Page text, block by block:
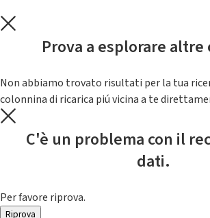
Prova a esplorare
Non abbiamo trovato risultati per la tua
colonnina di ricarica piú vicina a te
C'è un problema con il
dati.
Per favore riprova.
Riprova